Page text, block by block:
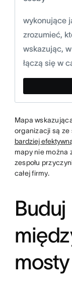
wykonujące
zrozumieć,
wskazując,
łączą się w
Mapa
organizacji są ze
bardziej
mapy nie można
zespołu
całej firmy.
Buduj
mosty